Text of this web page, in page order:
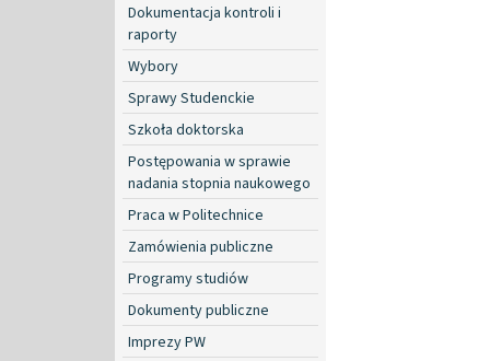
Dokumentacja kontroli i
raporty
Wybory
Sprawy Studenckie
Szkoła doktorska
Postępowania w sprawie
nadania stopnia naukowego
Praca w Politechnice
Zamówienia publiczne
Programy studiów
Dokumenty publiczne
Imprezy PW